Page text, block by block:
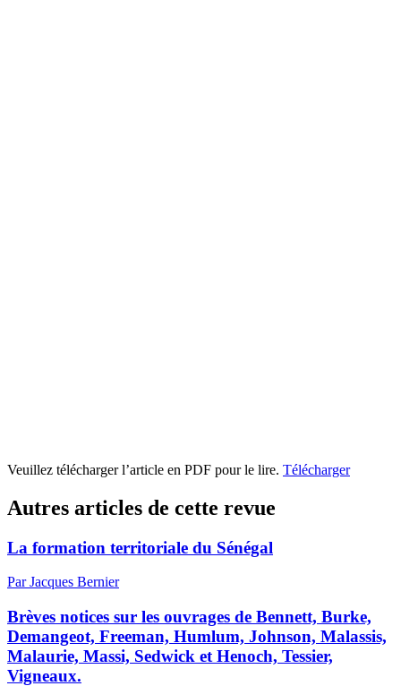
Veuillez télécharger l’article en PDF pour le lire. Télécharger
Autres articles de cette revue
La formation territoriale du Sénégal
Par Jacques Bernier
Brèves notices sur les ouvrages de Bennett, Burke,
Demangeot, Freeman, Humlum, Johnson, Malassis,
Malaurie, Massi, Sedwick et Henoch, Tessier,
Vigneaux.